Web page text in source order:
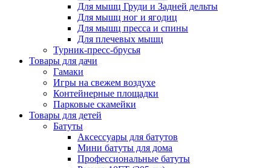
Для мышц Груди и Задней дельты
Для мышц ног и ягодиц
Для мышц пресса и спины
Для плечевых мышц
Турник-пресс-брусья
Товары для дачи
Гамаки
Игры на свежем воздухе
Контейнерные площадки
Парковые скамейки
Товары для детей
Батуты
Аксессуары для батутов
Мини батуты для дома
Профессиональные батуты